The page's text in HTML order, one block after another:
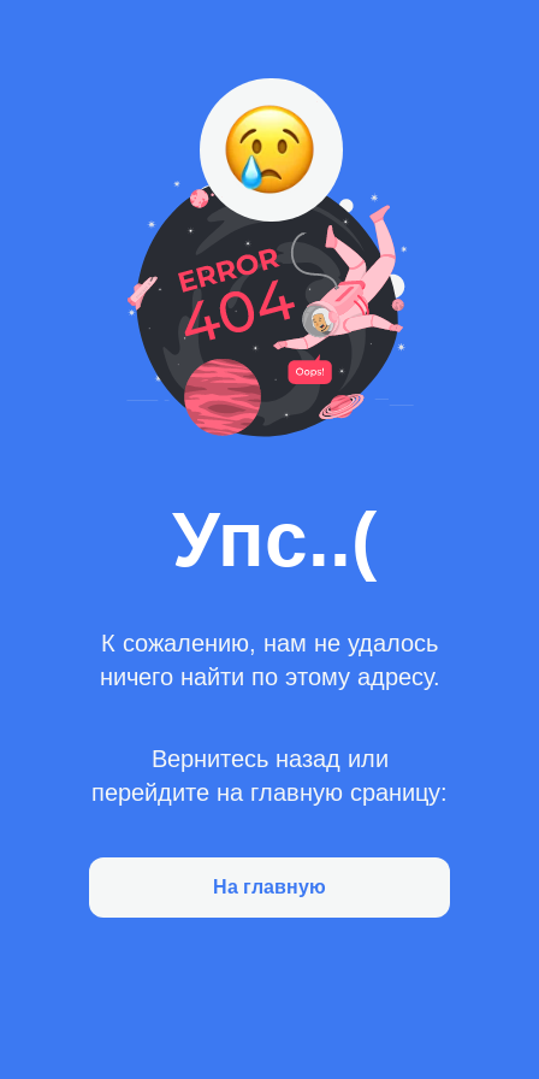
Упс..(
К сожалению, нам не удалось
ничего найти по этому адресу.
Вернитесь назад или
перейдите на главную сраницу:
На главную